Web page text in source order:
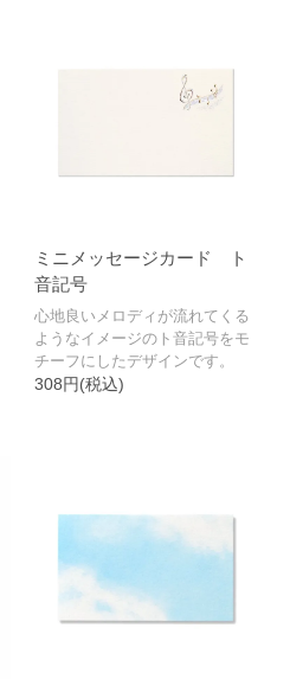
ミニメッセージカード ト
音記号
心地良いメロディが流れてくる
ようなイメージのト音記号をモ
チーフにしたデザインです。
308円(税込)